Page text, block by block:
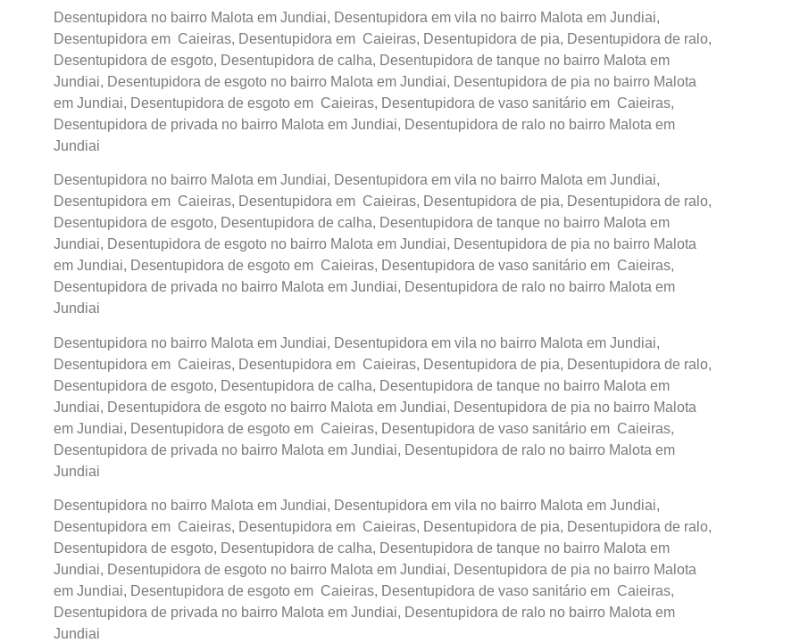
Desentupidora no bairro Malota em Jundiai, Desentupidora em vila no bairro Malota em Jundiai,
Desentupidora em Caieiras, Desentupidora em Caieiras, Desentupidora de pia, Desentupidora de ralo,
Desentupidora de esgoto, Desentupidora de calha, Desentupidora de tanque no bairro Malota em
Jundiai, Desentupidora de esgoto no bairro Malota em Jundiai, Desentupidora de pia no bairro Malota
em Jundiai, Desentupidora de esgoto em Caieiras, Desentupidora de vaso sanitário em Caieiras,
Desentupidora de privada no bairro Malota em Jundiai, Desentupidora de ralo no bairro Malota em
Jundiai
Desentupidora no bairro Malota em Jundiai, Desentupidora em vila no bairro Malota em Jundiai,
Desentupidora em Caieiras, Desentupidora em Caieiras, Desentupidora de pia, Desentupidora de ralo,
Desentupidora de esgoto, Desentupidora de calha, Desentupidora de tanque no bairro Malota em
Jundiai, Desentupidora de esgoto no bairro Malota em Jundiai, Desentupidora de pia no bairro Malota
em Jundiai, Desentupidora de esgoto em Caieiras, Desentupidora de vaso sanitário em Caieiras,
Desentupidora de privada no bairro Malota em Jundiai, Desentupidora de ralo no bairro Malota em
Jundiai
Desentupidora no bairro Malota em Jundiai, Desentupidora em vila no bairro Malota em Jundiai,
Desentupidora em Caieiras, Desentupidora em Caieiras, Desentupidora de pia, Desentupidora de ralo,
Desentupidora de esgoto, Desentupidora de calha, Desentupidora de tanque no bairro Malota em
Jundiai, Desentupidora de esgoto no bairro Malota em Jundiai, Desentupidora de pia no bairro Malota
em Jundiai, Desentupidora de esgoto em Caieiras, Desentupidora de vaso sanitário em Caieiras,
Desentupidora de privada no bairro Malota em Jundiai, Desentupidora de ralo no bairro Malota em
Jundiai
Desentupidora no bairro Malota em Jundiai, Desentupidora em vila no bairro Malota em Jundiai,
Desentupidora em Caieiras, Desentupidora em Caieiras, Desentupidora de pia, Desentupidora de ralo,
Desentupidora de esgoto, Desentupidora de calha, Desentupidora de tanque no bairro Malota em
Jundiai, Desentupidora de esgoto no bairro Malota em Jundiai, Desentupidora de pia no bairro Malota
em Jundiai, Desentupidora de esgoto em Caieiras, Desentupidora de vaso sanitário em Caieiras,
Desentupidora de privada no bairro Malota em Jundiai, Desentupidora de ralo no bairro Malota em
Jundiai